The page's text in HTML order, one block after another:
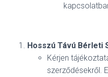
Hosszú Távú Bérleti
Kérjen
szerződésekről.